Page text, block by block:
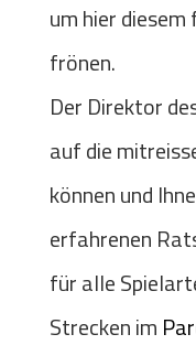
um hier
frönen.
Der Direktor
auf die
können und
erfahrenen
für alle
Strecken im